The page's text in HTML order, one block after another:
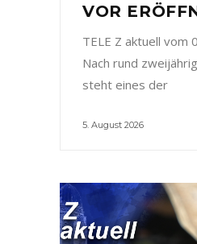
VOR
TELE Z aktuell vom
Nach rund
steht eines der
5. August 2026